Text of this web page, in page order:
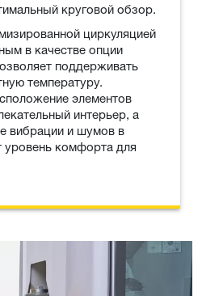
круговой обзор.
циркуляцией
в качестве опции
поддерживать
температуру.
элементов
интерьер, а
вибрации и шумов в
комфорта для